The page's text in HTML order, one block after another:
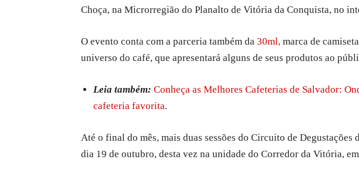
Choça, na Microrregião do Planalto de Vitória da Conquista, no
O evento conta com a parceria também da 30ml, marca de
universo do café, que apresentará alguns de seus produtos ao
Leia também: Conheça as Melhores Cafeterias de Salvador:
cafeteria favorita.
Até o final do mês, mais duas sessões do Circuito de Degustações
dia 19 de outubro, desta vez na unidade do Corredor da Vitória,